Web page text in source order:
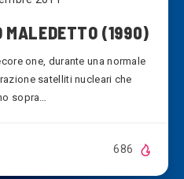
MALEDETTO (1990)
one, durante una normale
satelliti nucleari che
sopra…
686